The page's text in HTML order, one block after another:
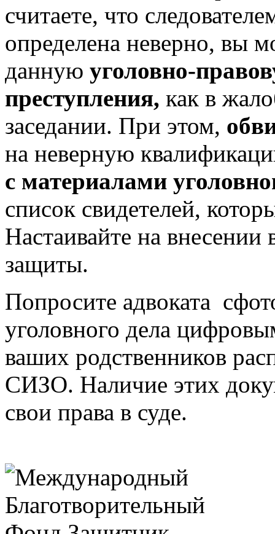
считаете, что
определена неверно, вы
данную уголовно-
преступления, как в
заседании. При этом,
на неверную
с материалами
список свидетелей,
Настаивайте на внесении
защиты.
Попросите адвоката
уголовного дела
ваших родственников
СИЗО. Наличие этих
свои права в суде.